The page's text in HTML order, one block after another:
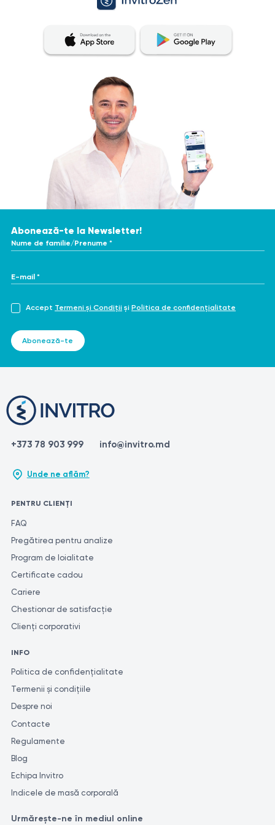
calificat poate stabili un diagnostic corect şi poate
determina un tratament adecvat. Pentru a obţine o
evaluare cât mai precisă şi consecventă a rezultatelor
laborator. Acest lucru se datorează faptului că diferite
laboratoare pot utiliza metode şi unităţi de măsură
diferite pentru efectuarea unor investigaţii similare.
Abonează-te la Newsletter!
Nume de familie/Prenume *
E-mail *
Accept Termeni și Condiții și Politica de confidențialitate
Abonează-te
+373 78 903 999 info@invitro.md
Unde ne aflăm?
PENTRU CLIENȚI
FAQ
Pregătirea pentru analize
Program de loialitate
Certificate cadou
Cariere
Chestionar de satisfacție
Clienți corporativi
INFO
Politica de confidențialitate
Termenii și condițiile
Despre noi
Contacte
Regulamente
Blog
Echipa Invitro
Indicele de masă corporală
Urmărește-ne în mediul online